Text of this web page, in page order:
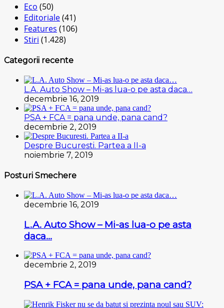
Eco (50)
Editoriale(41)
Features (106)
Stiri (1.428)
Categorii recente
L.A. Auto Show – Mi-as lua-o pe asta daca…
decembrie 16, 2019
PSA + FCA = pana unde, pana cand?
decembrie 2, 2019
Despre Bucuresti. Partea a II-a
noiembrie 7, 2019
Posturi Smechere
decembrie 16, 2019
L.A. Auto Show – Mi-as lua-o pe asta
daca…
decembrie 2, 2019
PSA + FCA = pana unde, pana cand?